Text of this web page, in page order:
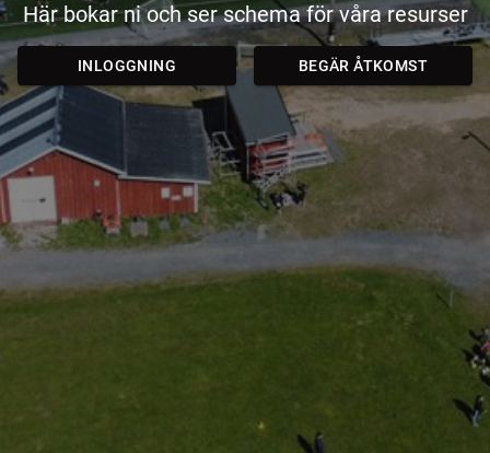
Här bokar ni och ser schema för våra resurser
INLOGGNING BEGÄR ÅTKOMST